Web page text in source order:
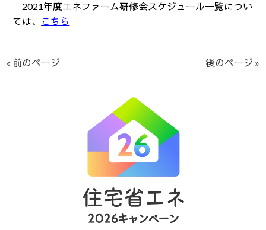
2021年度エネファーム研修会スケジュール一覧につい
ては、 こちら
« 前のページ 後のページ »